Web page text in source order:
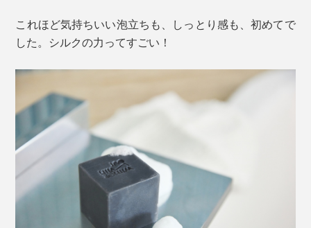
これほど気持ちいい泡立ちも、しっとり感も、初めてで
した。シルクの力ってすごい！